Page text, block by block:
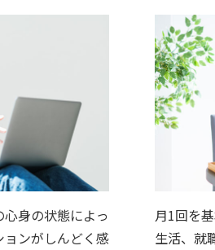
身の状態によっ
ンがしんどく感
月1回を
生活、就